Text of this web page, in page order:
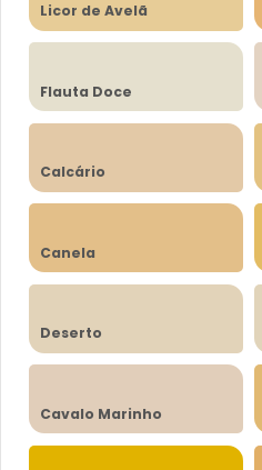
Licor de Avelã
Flauta Doce
Calcário
Canela
Deserto
Cavalo Marinho